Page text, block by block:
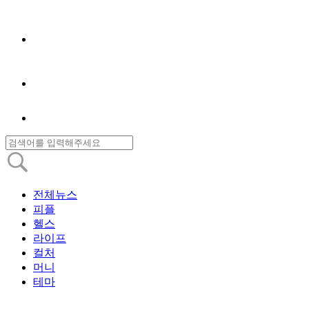
전체뉴스
피플
헬스
라이프
컬처
머니
테마